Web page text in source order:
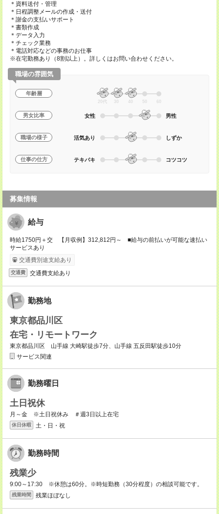
＊資料送付・管理
＊日程調整メールの作成・送付
＊謝金の支払いサポート
＊書類作成
＊データ入力
＊チェック業務
＊電話対応などの事務のお仕事
※在宅勤務あり（8割以上）。詳しくはお問い合わせください。
職場の雰囲気
年齢層
20代 30 40 50 60
男女比率 女性 男性
職場の様子 活気あり しずか
仕事の仕方 テキパキ コツコツ
募集情報
給与
時給1750円＋交 【月収例】312,812円～ ■給与の前払いが可能な速払い
サービスあり
交通費別途支給あり
交通費 交通費支給あり
勤務地
東京都品川区
在宅・リモートワーク
東京都品川区 山手線 大崎駅徒歩7分、山手線 五反田駅徒歩10分
サービス関連
勤務曜日
土日祝休
月～金 ※土日祝休み ＃週3日以上在宅
休日休暇 土・日・祝
勤務時間
残業少
9:00～17:30 ※休憩は60分。※時短勤務（30分程度）の相談可能です。
残業時間 残業ほぼなし